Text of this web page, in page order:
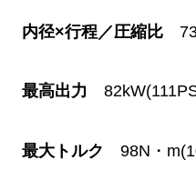
内径×行程／圧縮比
最高出力
最大トルク 98N・